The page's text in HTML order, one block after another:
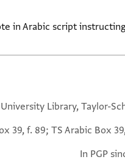
in Arabic script
Library, Taylor-
39, f. 89; TS Arabic Box
In PGP